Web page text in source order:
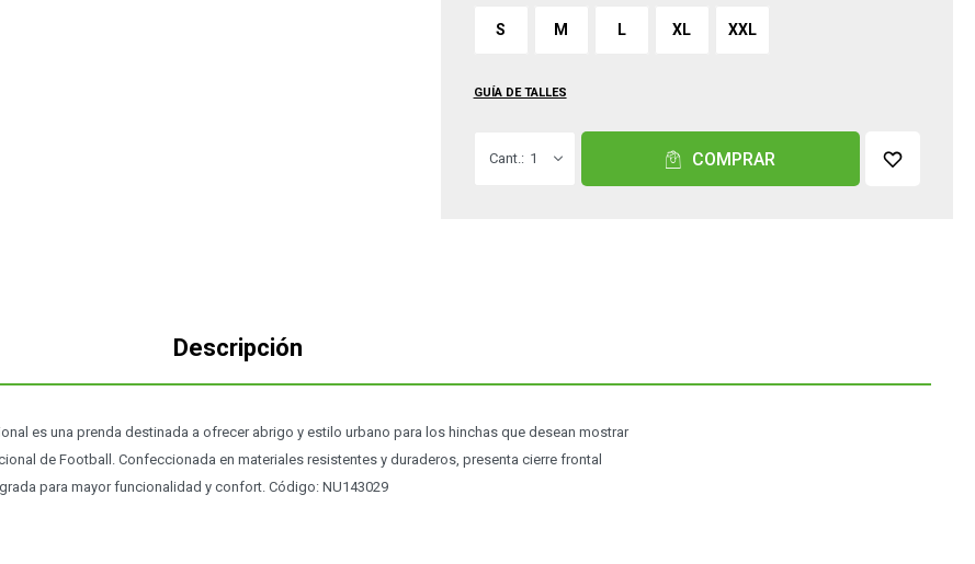
S M L XL XXL
GUÍA DE TALLES
1 COMPRAR
Descripción
es una prenda destinada a ofrecer abrigo y estilo urbano para los hinchas que desean mostrar
de Football. Confeccionada en materiales resistentes y duraderos, presenta cierre frontal
para mayor funcionalidad y confort. Código: NU143029